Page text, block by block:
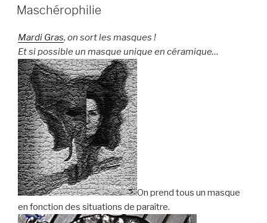
LE
Maschérophilie
Mardi Gras, on sort les masques !
Et si possible un masque unique en céramique…
On prend tous un masque
en fonction des situations de paraître.